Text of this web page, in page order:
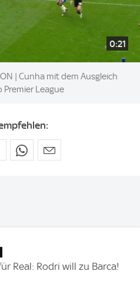
0:21
| Cunha mit dem Ausgleich
League
Real: Rodri will zu Barca!